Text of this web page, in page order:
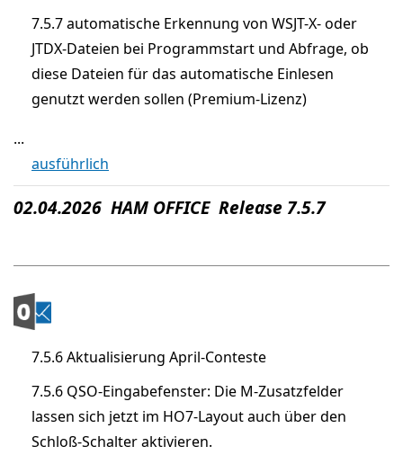
7.5.7 automatische Erkennung von WSJT-X- oder
JTDX-Dateien bei Programmstart und Abfrage, ob
diese Dateien für das automatische Einlesen
genutzt werden sollen (Premium-Lizenz)
...
ausführlich
02.04.2026 HAM OFFICE Release 7.5.7
7.5.6 Aktualisierung April-Conteste
7.5.6 QSO-Eingabefenster: Die M-Zusatzfelder
lassen sich jetzt im HO7-Layout auch über den
Schloß-Schalter aktivieren.